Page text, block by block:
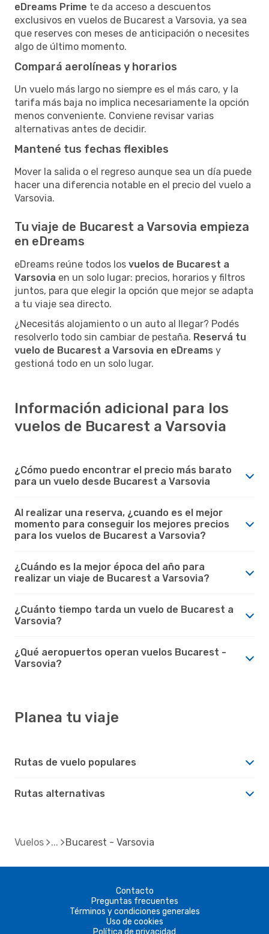
eDreams Prime te da acceso a descuentos
exclusivos en vuelos de Bucarest a Varsovia, ya sea
que reserves con meses de anticipación o necesites
algo de último momento.
Compará aerolíneas y horarios
Un vuelo más largo no siempre es el más caro, y la
tarifa más baja no implica necesariamente la opción
menos conveniente. Conviene revisar varias
alternativas antes de decidir.
Mantené tus fechas flexibles
Mover la salida o el regreso aunque sea un día puede
hacer una diferencia notable en el precio del vuelo a
Varsovia.
Tu viaje de Bucarest a Varsovia empieza
en eDreams
eDreams reúne todos los vuelos de Bucarest a
Varsovia en un solo lugar: precios, horarios y filtros
juntos, para que elegir la opción que mejor se adapta
a tu viaje sea directo.
¿Necesitás alojamiento o un auto al llegar? Podés
resolverlo todo sin cambiar de pestaña. Reservá tu
vuelo de Bucarest a Varsovia en eDreams y
gestioná todo en un solo lugar.
Información adicional para los
vuelos de Bucarest a Varsovia
¿Cómo puedo encontrar el precio más barato
para un vuelo desde Bucarest a Varsovia
Al realizar una reserva, ¿cuando es el mejor
momento para conseguir los mejores precios
para los vuelos de Bucarest a Varsovia?
¿Cuándo es la mejor época del año para
realizar un viaje de Bucarest a Varsovia?
¿Cuánto tiempo tarda un vuelo de Bucarest a
Varsovia?
¿Qué aeropuertos operan vuelos Bucarest -
Varsovia?
Planea tu viaje
Rutas de vuelo populares
Rutas alternativas
Vuelos Bucarest - Varsovia
Contacto
Preguntas frecuentes
Términos y condiciones generales
Uso de cookies
Política de privacidad